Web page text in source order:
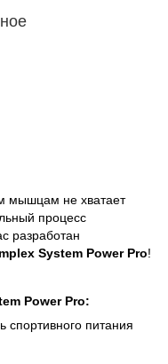
мышцам не хватает
процесс
разработан
System Power Pro!
Power Pro:
спортивного питания